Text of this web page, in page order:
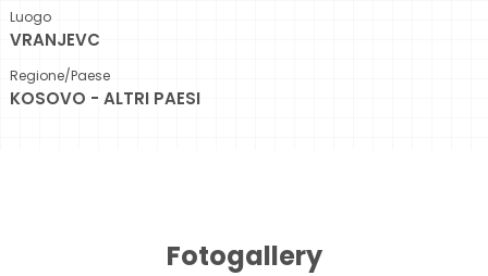
Luogo
VRANJEVC
Regione/Paese
KOSOVO - ALTRI PAESI
Fotogallery